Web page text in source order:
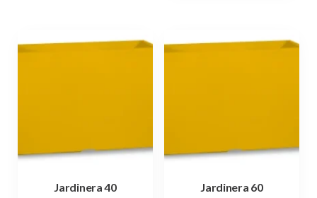
Jardinera 40 Jardinera 60